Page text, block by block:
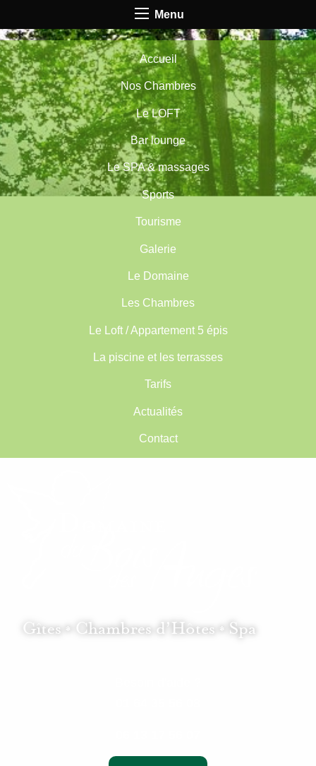
Menu
Accueil
Nos Chambres
Le LOFT
Bar lounge
Le SPA & massages
Sports
Tourisme
Galerie
Le Domaine
Les Chambres
Le Loft / Appartement 5 épis
La piscine et les terrasses
Tarifs
Actualités
Contact